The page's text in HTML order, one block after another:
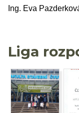
Ing. Eva
Liga